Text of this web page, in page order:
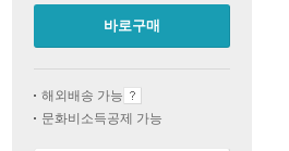
바로구매
해외배송 가능
문화비소득공제 가능